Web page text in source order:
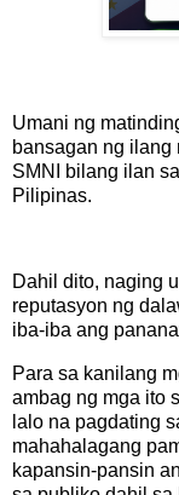
Umani ng
bansagan ng ilang
SMNI bilang ilan
Pilipinas.
Dahil dito, naging
reputasyon ng
iba-iba ang
Para sa kanilang
ambag ng mga ito
lalo na pagdating
mahahalagang
kapansin-pansin